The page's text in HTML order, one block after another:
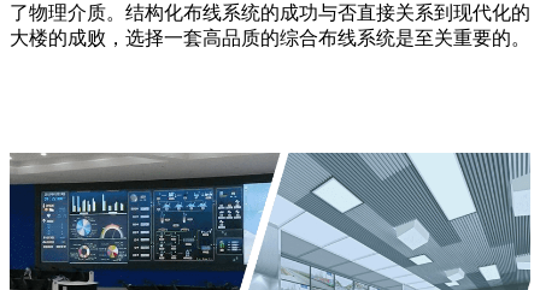
了物理介质。结构化布线系统的成功与否直接关系到现代化的
大楼的成败，选择一套高品质的综合布线系统是至关重要的。